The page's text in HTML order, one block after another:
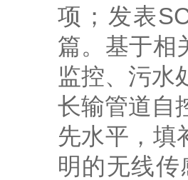
项；发表
篇。基于相
监控、污水
长输管道自
先水平，填
明的无线